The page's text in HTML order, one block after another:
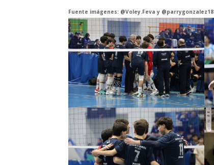
Fuente imágenes: @Voley.Feva y @parrygonzalez18